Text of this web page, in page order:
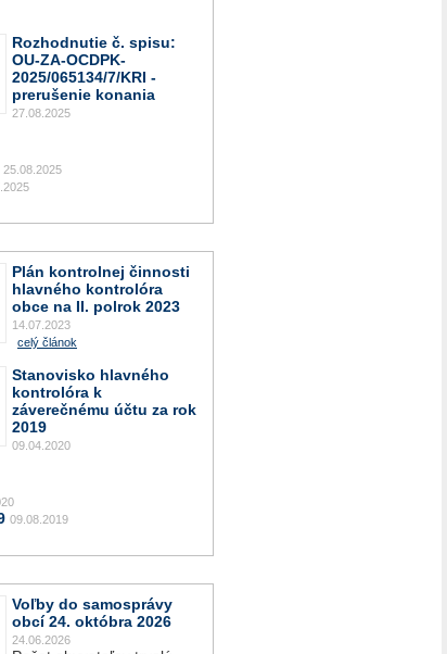
Rozhodnutie č. spisu:
OU-ZA-OCDPK-
2025/065134/7/KRI -
prerušenie konania
27.08.2025
25.08.2025
Plán kontrolnej činnosti
hlavného kontrolóra
obce na II. polrok 2023
14.07.2023
celý článok
Stanovisko hlavného
kontrolóra k
záverečnému účtu za rok
2019
09.04.2020
09.08.2019
Voľby do samosprávy
obcí 24. októbra 2026
24.06.2026